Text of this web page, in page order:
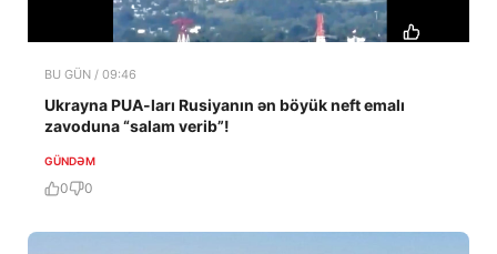
BU GÜN / 09:46
Ukrayna PUA-ları Rusiyanın ən böyük neft emalı
zavoduna “salam verib”!
GÜNDƏM
0 0